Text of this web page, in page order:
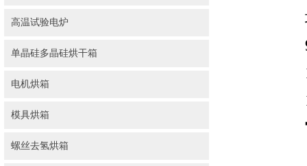
高温试验电炉
单晶硅多晶硅烘干箱
电机烘箱
模具烘箱
螺丝去氢烘箱